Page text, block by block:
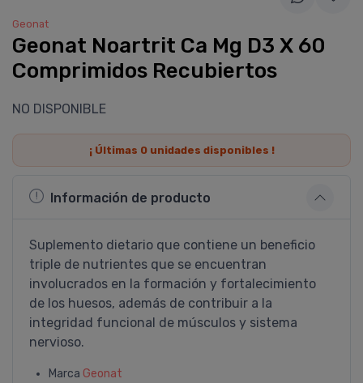
Geonat
Geonat Noartrit Ca Mg D3 X 60
Comprimidos Recubiertos
NO DISPONIBLE
¡ Últimas 0unidades disponibles !
Información de producto
Suplemento dietario que contiene un beneficio
triple de nutrientes que se encuentran
involucrados en la formación y fortalecimiento
de los huesos, además de contribuir a la
integridad funcional de músculos y sistema
nervioso.
Marca Geonat